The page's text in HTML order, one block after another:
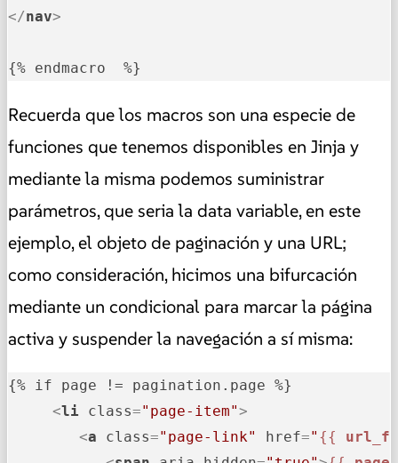
</nav>
{% endmacro  %}
Recuerda que los macros son una especie de
funciones que tenemos disponibles en Jinja y
mediante la misma podemos suministrar
parámetros, que seria la data variable, en este
ejemplo, el objeto de paginación y una URL;
como consideración, hicimos una bifurcación
mediante un condicional para marcar la página
activa y suspender la navegación a sí misma:
{% if page != pagination.page %}
<li class="page-item">
<a class="page-link" href=" {{